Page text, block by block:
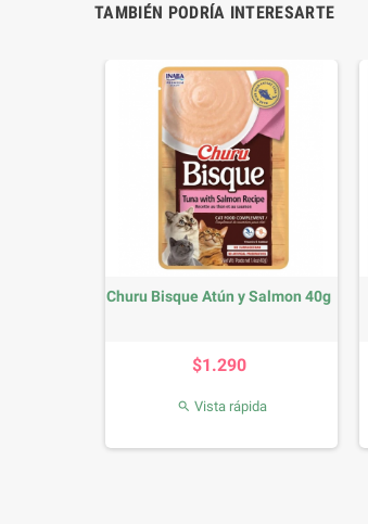
TAMBIÉN PODRÍA INTERESARTE
Churu Bisque Atún y Salmon 40g
$1.290
 Vista rápida